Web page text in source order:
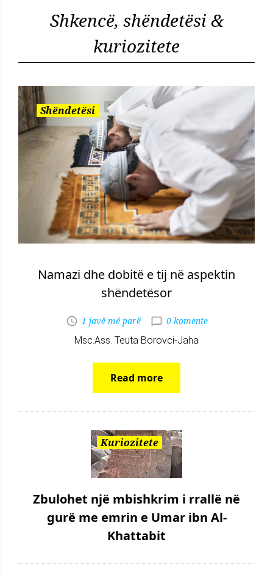
Shkencë, shëndetësi &
kuriozitete
Shëndetësi
Namazi dhe dobitë e tij në aspektin
shëndetësor
1 javë më parë
0 komente
Msc.Ass. Teuta Borovci-Jaha
Read more
Kuriozitete
Zbulohet një mbishkrim i rrallë në
gurë me emrin e Umar ibn Al-
Khattabit